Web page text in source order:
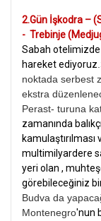
2.Gün İşkodra –
- Trebinje
Sabah otelimizde
hareket ediyoruz
noktada serbest
ekstra
Perast- turuna
zamanında
multimilyardere
yeri olan ,
görebileceğiniz
Budva da
Montenegro'nun